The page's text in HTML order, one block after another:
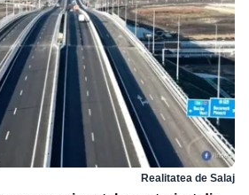
Realitatea de Salaj